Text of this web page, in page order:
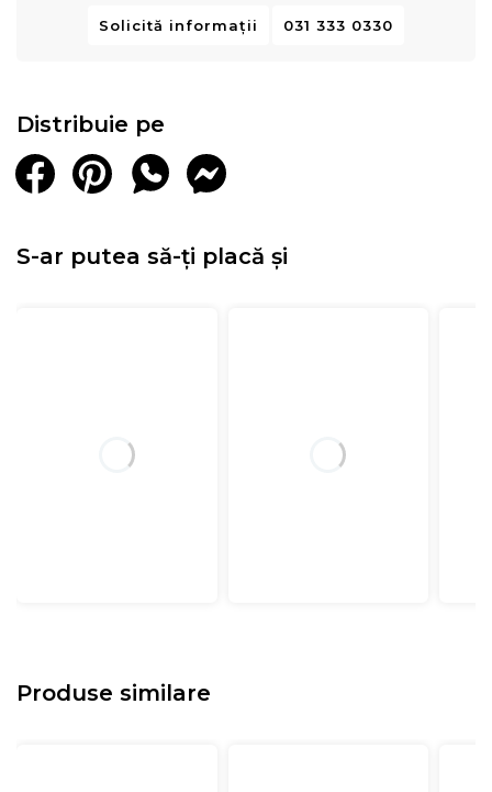
Solicită informații 031 333 0330
Distribuie pe
S-ar putea să-ți placă și
Produse similare